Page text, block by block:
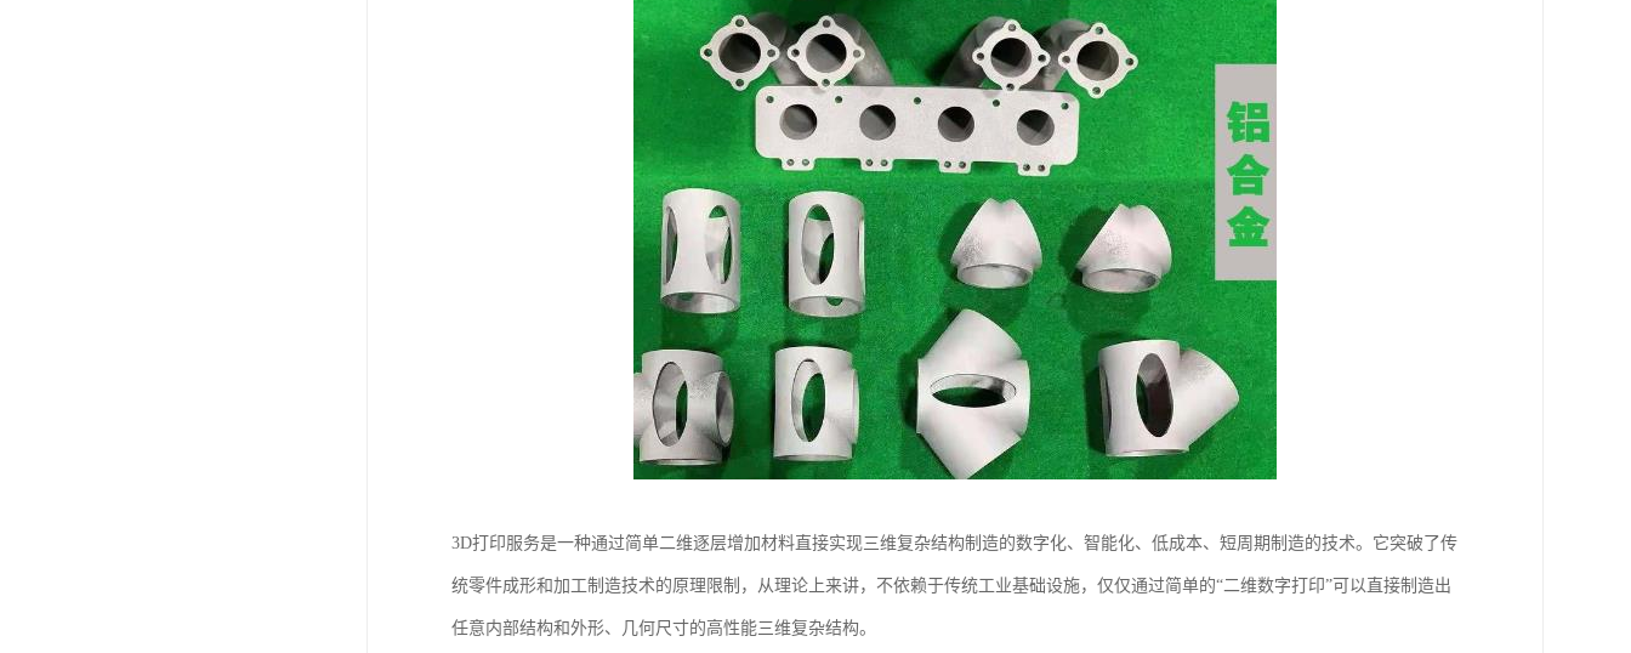
3D打印服务是一种通过简单二维逐层增加材料直接实现三维复杂结构制造的数字化、智能化、低成本、短周期制造的技术。它突破了传
统零件成形和加工制造技术的原理限制，从理论上来讲，不依赖于传统工业基础设施，仅仅通过简单的“二维数字打印”可以直接制造出
任意内部结构和外形、几何尺寸的高性能三维复杂结构。